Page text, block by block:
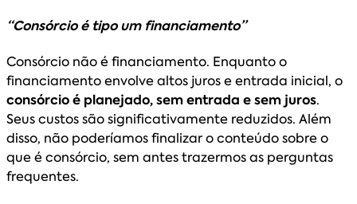
“Consórcio é tipo um financiamento”
Consórcio não é financiamento. Enquanto o
financiamento envolve altos juros e entrada inicial, o
consórcio é planejado, sem entrada e sem juros.
Seus custos são significativamente reduzidos. Além
disso, não poderíamos finalizar o conteúdo sobre o
que é consórcio, sem antes trazermos as perguntas
frequentes.